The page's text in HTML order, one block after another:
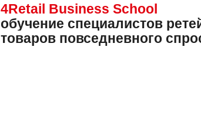
4Retail Business School
обучение специалистов
товаров повседневного